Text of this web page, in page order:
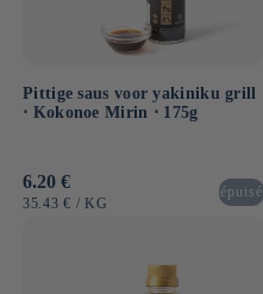
Pittige saus voor yakiniku grill
⋅ Kokonoe Mirin ⋅ 175g
Normale
prijs
6.20 €
EENHEIDSPRIJS
35.43 € / PER
KG
épuisé